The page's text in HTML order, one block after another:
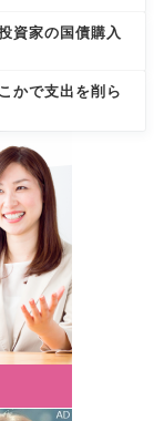
資家の国債購入
かで支出を削ら